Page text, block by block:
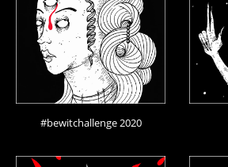
#bewitchallenge 2020